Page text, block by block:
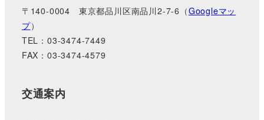
〒140-0004 東京都品川区南品川2-7-6（Googleマッ
プ）
TEL：03-3474-7449
FAX：03-3474-4579
交通案内